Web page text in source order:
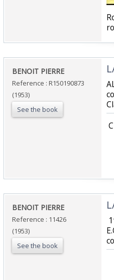
‎BENOIT PIERRE‎
Reference : R150190873
(1953)
See the book
‎BENOIT PIERRE‎
Reference : 11426
(1953)
See the book